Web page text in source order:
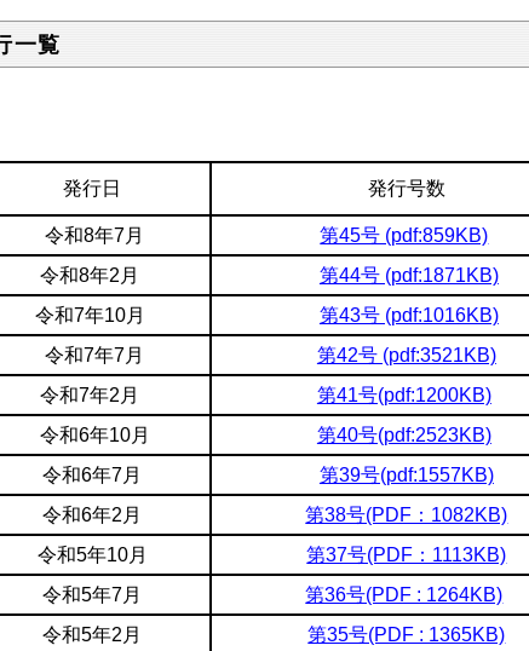
一覧
発行日 発行号数
令和8年7月
第45号 (pdf:859KB)
令和8年2月
第44号 (pdf:1871KB)
令和7年10月
第43号 (pdf:1016KB)
令和7年7月
第42号 (pdf:3521KB)
令和7年2月
第41号(pdf:1200KB)
令和6年10月
第40号(pdf:2523KB)
令和6年7月
第39号(pdf:1557KB)
令和6年2月
第38号(PDF：1082KB)
令和5年10月
第37号(PDF：1113KB)
令和5年7月
第36号(PDF : 1264KB)
令和5年2月
第35号(PDF : 1365KB)